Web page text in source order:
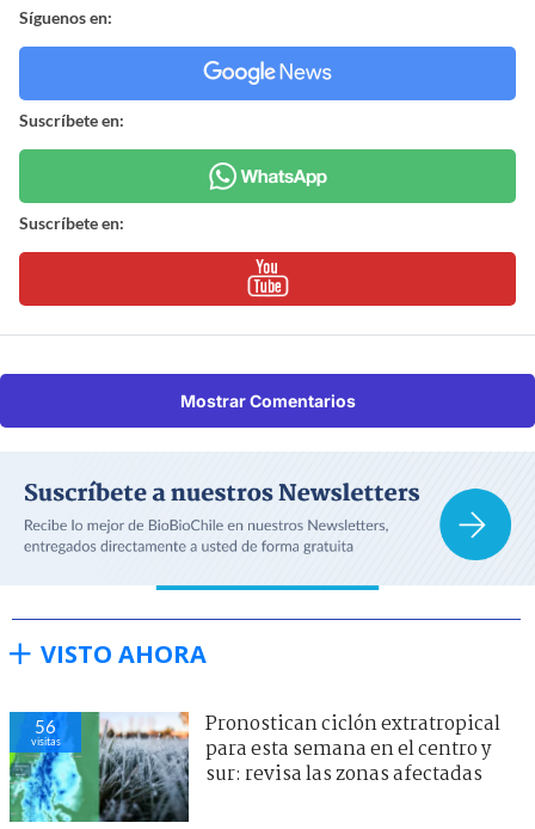
Síguenos en:
Suscríbete en:
Suscríbete en:
Mostrar Comentarios
VISTO AHORA
56
visitas
Pronostican ciclón extratropical
para esta semana en el centro y
sur: revisa las zonas afectadas